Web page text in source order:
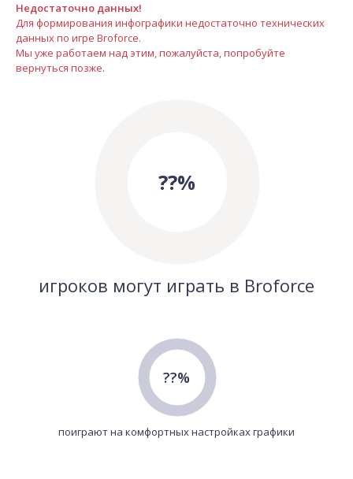
Недостаточно данных!
Для формирования инфографики недостаточно технических
данных по игре Broforce.
Мы уже работаем над этим, пожалуйста, попробуйте
вернуться позже.
??%
игроков могут играть в Broforce
??%
поиграют на комфортных настройках графики